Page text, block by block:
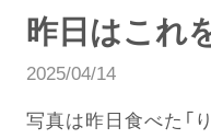
よ
昨日はこれ
2025/04/14
写真は昨日食べた「